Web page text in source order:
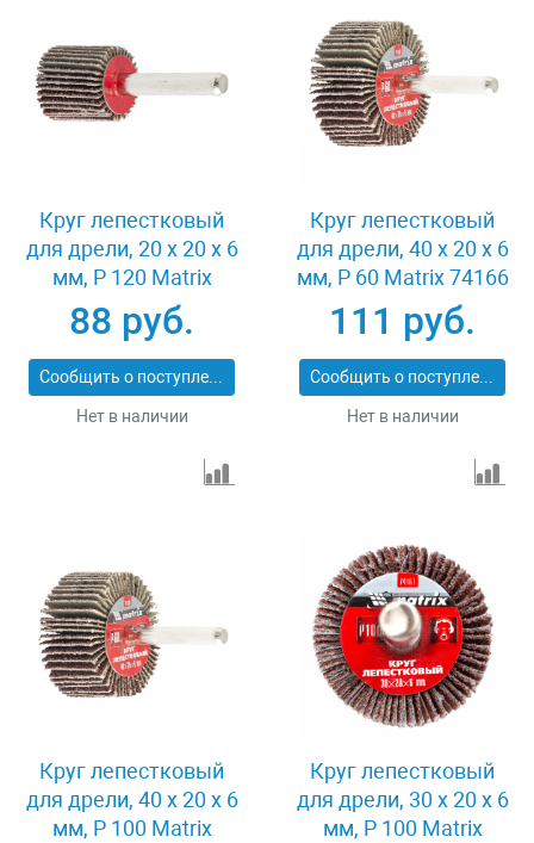
Круг лепестковый
для дрели, 20 х 20 х 6
мм, P 120 Matrix
74104
88 руб.
Сообщить о поступлении
Нет в наличии
Круг лепестковый
для дрели, 40 х 20 х 6
мм, P 60 Matrix 74166
111 руб.
Сообщить о поступлении
Нет в наличии
Круг лепестковый
для дрели, 40 х 20 х 6
мм, P 100 Matrix
Круг лепестковый
для дрели, 30 х 20 х 6
мм, P 100 Matrix